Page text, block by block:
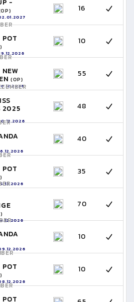
-
16
10
(OP)
55
2025 48
40
35
70
10
10